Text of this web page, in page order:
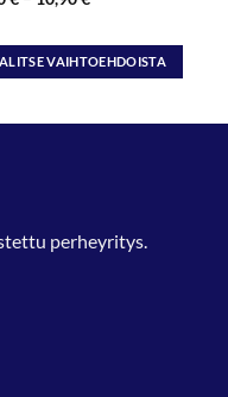
10,90 €
VAIHTOEHDOISTA
perheyritys.